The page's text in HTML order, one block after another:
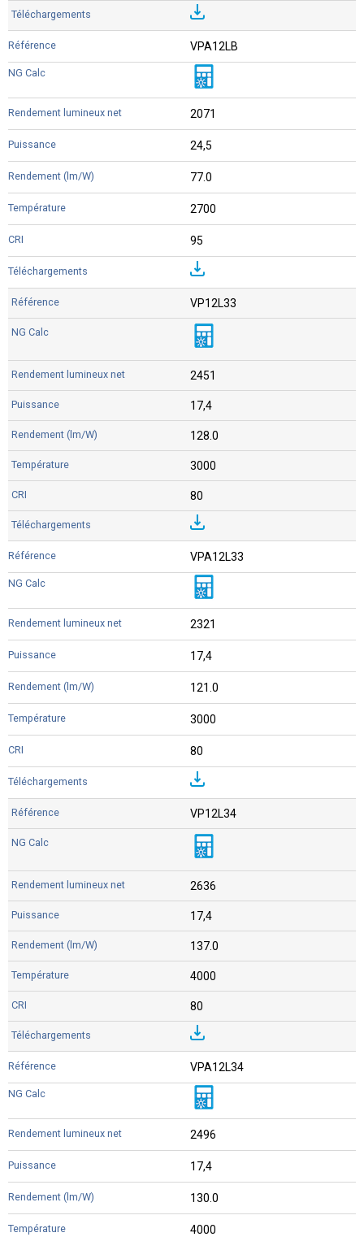
VPA12LB
2071
24,5
77.0
2700
95
VP12L33
2451
17,4
128.0
3000
80
VPA12L33
2321
17,4
121.0
3000
80
VP12L34
2636
17,4
137.0
4000
80
VPA12L34
2496
17,4
130.0
4000